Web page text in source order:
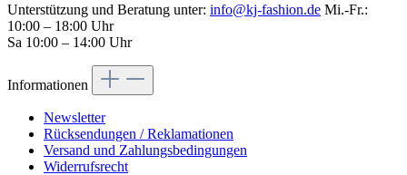
Unterstützung und Beratung unter: info@kj-fashion.de Mi.-Fr.:
10:00 – 18:00 Uhr
Sa 10:00 – 14:00 Uhr
Informationen
Newsletter
Rücksendungen / Reklamationen
Versand und Zahlungsbedingungen
Widerrufsrecht